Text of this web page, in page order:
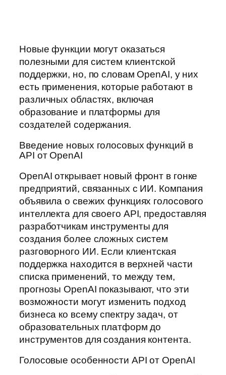
Новые функции могут оказаться
полезными для систем клиентской
поддержки, но, по словам OpenAI, у них
есть применения, которые работают в
различных областях, включая
образование и платформы для
создателей содержания.
Введение новых голосовых функций в
API от OpenAI
OpenAI открывает новый фронт в гонке
предприятий, связанных с ИИ. Компания
объявила о свежих функциях голосового
интеллекта для своего API, предоставляя
разработчикам инструменты для
создания более сложных систем
разговорного ИИ. Если клиентская
поддержка находится в верхней части
списка применений, то между тем,
прогнозы OpenAI показывают, что эти
возможности могут изменить подход
бизнеса ко всему спектру задач, от
образовательных платформ до
инструментов для создания контента.
Голосовые особенности API от OpenAI